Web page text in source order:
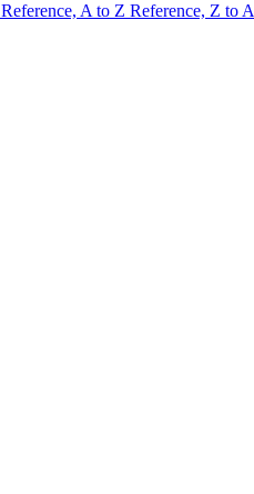
Reference, A to Z Reference, Z to A